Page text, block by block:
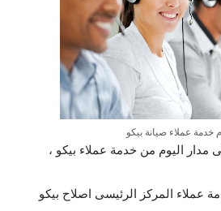
خدمة عملاء صيانة بيكو
اليوم من خدمة عملاء بيكو ،
عملاء المركز الرئيسى اصلاح بيكو